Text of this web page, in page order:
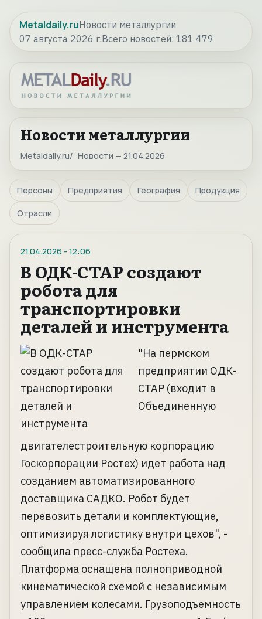
Metaldaily.ruНовости металлургии
07 августа 2026 г.Всего новостей: 181 479
Новости металлургии
Metaldaily.ru Новости — 21.04.2026
Персоны Предприятия География Продукция
Отрасли
21.04.2026 - 12:06
В ОДК-СТАР создают
робота для
транспортировки
деталей и инструмента
"На пермском
предприятии ОДК-
СТАР (входит в
Объединенную
двигателестроительную корпорацию
Госкорпорации Ростех) идет работа над
созданием автоматизированного
доставщика САДКО. Робот будет
перевозить детали и комплектующие,
оптимизируя логистику внутри цехов", -
сообщила пресс-служба Ростеха.
Платформа оснащена полноприводной
кинематической схемой с независимым
управлением колесами. Грузоподъемность